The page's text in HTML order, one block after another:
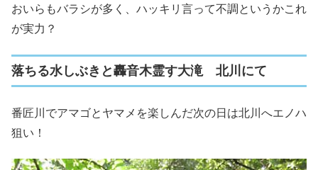
おいらもバラシが多く、ハッキリ言って不調というかこれ
が実力？
落ちる水しぶきと轟音木霊す大滝 北川にて
番匠川でアマゴとヤマメを楽しんだ次の日は北川へエノハ
狙い！